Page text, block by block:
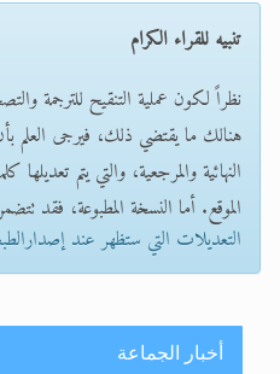
تنبيه للقراء الكرام
نظراً لكون عملية التنقيح للترجمة
هنالك ما يقتضي ذلك، فيرجى العلم
النهائية والمرجعية، والتي يتم
الموقع. أما النسخة المطبوعة، فقد
التعديلات التي ستظهر عند
أخبار الجماعة